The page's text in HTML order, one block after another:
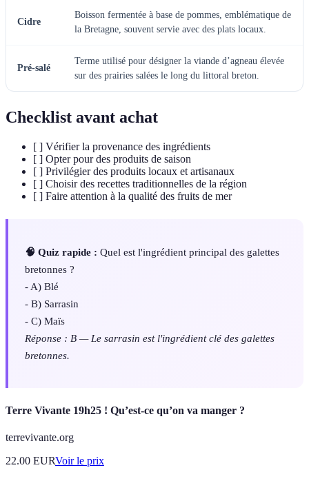
Cidre
Boisson fermentée à base de pommes, emblématique de
la Bretagne, souvent servie avec des plats locaux.
Pré-salé
Terme utilisé pour désigner la viande d’agneau élevée
sur des prairies salées le long du littoral breton.
Checklist avant achat
[ ] Vérifier la provenance des ingrédients
[ ] Opter pour des produits de saison
[ ] Privilégier des produits locaux et artisanaux
[ ] Choisir des recettes traditionnelles de la région
[ ] Faire attention à la qualité des fruits de mer
🧠 Quiz rapide : Quel est l'ingrédient principal des galettes
bretonnes ?
- A) Blé
- B) Sarrasin
- C) Maïs
Réponse : B — Le sarrasin est l'ingrédient clé des galettes
bretonnes.
Terre Vivante 19h25 ! Qu’est-ce qu’on va manger ?
terrevivante.org
22.00 EURVoir le prix